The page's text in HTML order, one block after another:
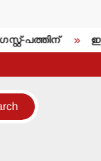
പത്തിന്